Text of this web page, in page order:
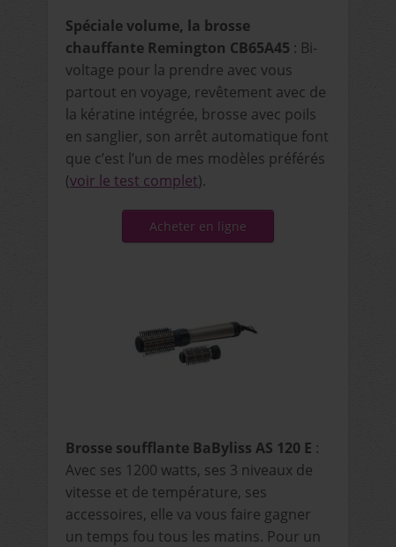
Spéciale volume, la brosse
chauffante Remington CB65A45 : Bi-
voltage pour la prendre avec vous
partout en voyage, revêtement avec de
la kératine intégrée, brosse avec poils
en sanglier, son arrêt automatique font
que c’est l’un de mes modèles préférés
(voir le test complet).
Acheter en ligne
Brosse soufflante BaByliss AS 120 E :
Avec ses 1200 watts, ses 3 niveaux de
vitesse et de température, ses
accessoires, elle va vous faire gagner
un temps fou tous les matins. Pour un